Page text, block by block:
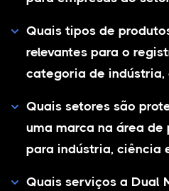
Quais tipos de
relevantes para o
categoria de indústria,
Quais setores são
uma marca na área
para indústria, ciência
Quais serviços a Dual